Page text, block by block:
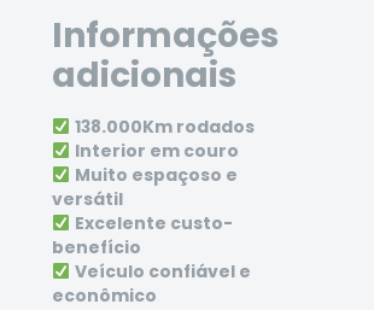
Informações
adicionais
138.000Km rodados
Interior em couro
Muito espaçoso e
versátil
Excelente custo-
benefício
Veículo confiável e
econômico